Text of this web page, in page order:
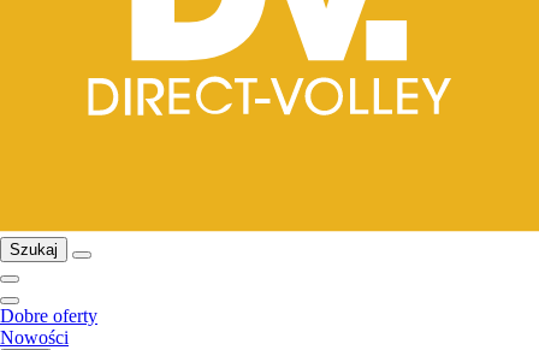
Szukaj
Dobre oferty
Nowości